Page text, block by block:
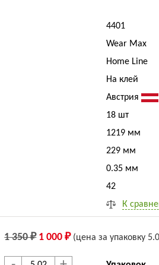
4401
Wear Max
Home Line
На клей
Австрия
18 шт
1219 мм
229 мм
0.35 мм
42
К
1 350 ₽ 1 000 ₽ (цена за упаковку